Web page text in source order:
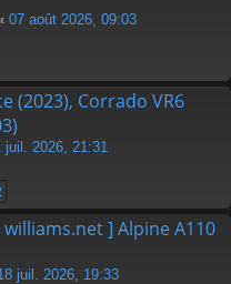
07 août 2026, 09:03
(2023), Corrado VR6
juil. 2026, 21:31
] Alpine A110
juil. 2026, 19:33